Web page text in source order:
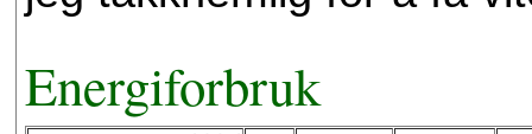
Energiforbruk